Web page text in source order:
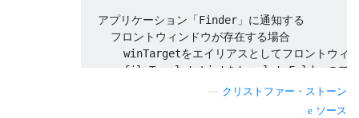
  アプリケーション「Finder」に通知する
    フロントウィンドウが存在する場合
winTargetをエイリアスとしてフロントウィ
fileTemplateListをtemplateFolderのファ
fileTypeを設定して、「New_File_Here！
クリストファー・ストーン
ソース